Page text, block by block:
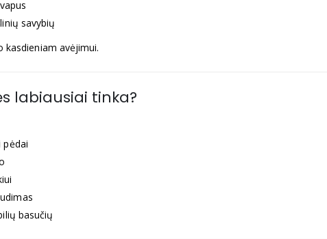
savybių
avėjimui.
labiausiai tinka?
pėdai
basučių